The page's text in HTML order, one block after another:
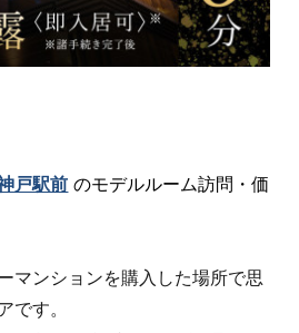
戸駅前 のモデルルーム訪問・価
マンションを購入した場所で思
です。